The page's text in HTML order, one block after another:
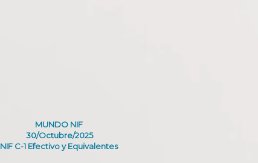
MUNDO NIF
30/Octubre/2025
NIF C-1 Efectivo y Equivalentes